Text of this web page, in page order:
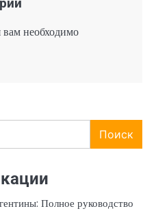
необходимо
Поиск
Полное руководство